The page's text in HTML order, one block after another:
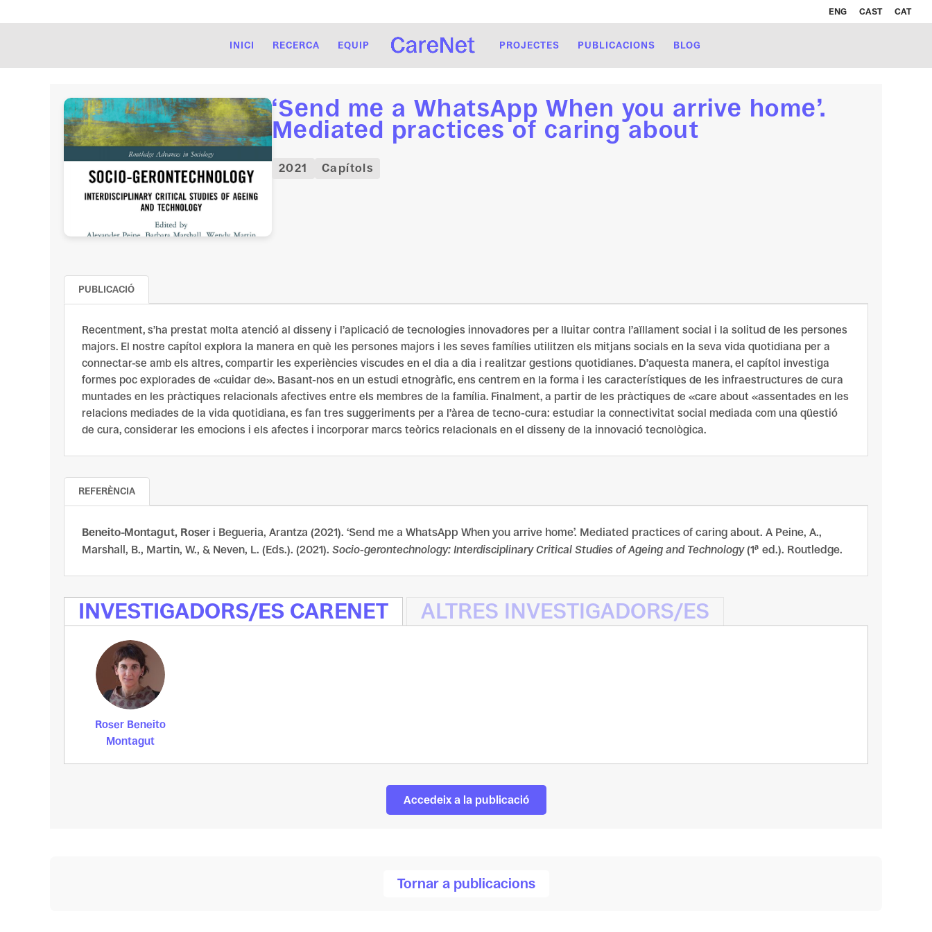
ENG CAST CAT
INICI RECERCA EQUIP PROJECTES PUBLICACIONS BLOG
‘Send me a WhatsApp When you arrive home’.
Mediated practices of caring about
2021 Capítols
PUBLICACIÓ
Recentment, s’ha prestat molta atenció al disseny i l’aplicació de tecnologies innovadores per a lluitar contra l’aïllament social i la solitud de les persones
majors. El nostre capítol explora la manera en què les persones majors i les seves famílies utilitzen els mitjans socials en la seva vida quotidiana per a
connectar-se amb els altres, compartir les experiències viscudes en el dia a dia i realitzar gestions quotidianes. D’aquesta manera, el capítol investiga
formes poc explorades de «cuidar de». Basant-nos en un estudi etnogràfic, ens centrem en la forma i les característiques de les infraestructures de cura
muntades en les pràctiques relacionals afectives entre els membres de la família. Finalment, a partir de les pràctiques de «care about «assentades en les
relacions mediades de la vida quotidiana, es fan tres suggeriments per a l’àrea de tecno-cura: estudiar la connectivitat social mediada com una qüestió
de cura, considerar les emocions i els afectes i incorporar marcs teòrics relacionals en el disseny de la innovació tecnològica.
REFERÈNCIA
Beneito-Montagut, Roser i Begueria, Arantza (2021). ‘Send me a WhatsApp When you arrive home’. Mediated practices of caring about. A Peine, A.,
Marshall, B., Martin, W., & Neven, L. (Eds.). (2021). Socio-gerontechnology: Interdisciplinary Critical Studies of Ageing and Technology(1ª ed.). Routledge.
INVESTIGADORS/ES CARENET ALTRES INVESTIGADORS/ES
Roser Beneito
Montagut
Accedeix a la publicació
Tornar a publicacions